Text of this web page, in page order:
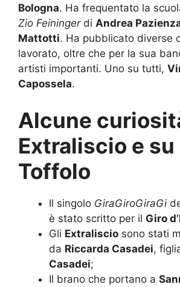
Bologna. Ha frequentato la
Zio Feiningerdi Andrea
Mattotti. Ha pubblicato diverse
lavorato, oltre che per la sua
artisti importanti. Uno su tutti,
Capossela.
Alcune
Extraliscio e su
Toffolo
Il singolo GiraGiroGiraGi
è stato scritto per il Giro
Gli Extraliscio sono stati
da Riccarda Casadei,
Casadei;
Il brano che portano a